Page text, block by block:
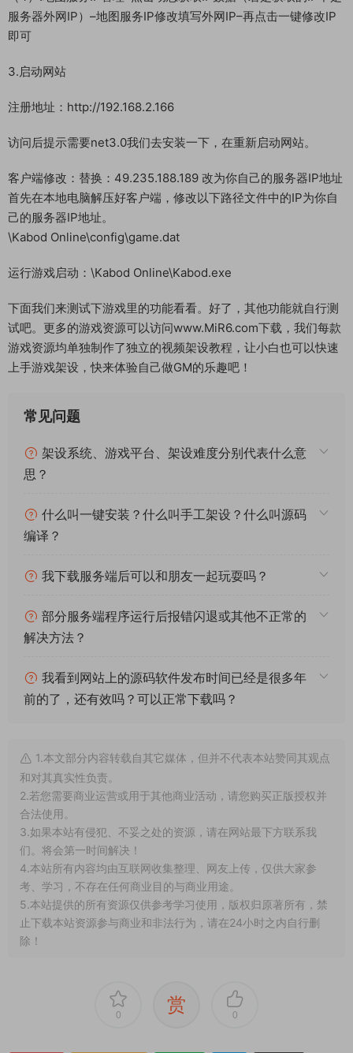
服务器外网IP）–地图服务IP修改填写外网IP–再点击一键修改IP
即可
3.启动网站
注册地址：http://192.168.2.166
访问后提示需要net3.0我们去安装一下，在重新启动网站。
客户端修改：替换：49.235.188.189 改为你自己的服务器IP地址
首先在本地电脑解压好客户端，修改以下路径文件中的IP为你自
己的服务器IP地址。
\Kabod Online\config\game.dat
运行游戏启动：\Kabod Online\Kabod.exe
下面我们来测试下游戏里的功能看看。好了，其他功能就自行测
试吧。更多的游戏资源可以访问www.MiR6.com下载，我们每款
游戏资源均单独制作了独立的视频架设教程，让小白也可以快速
上手游戏架设，快来体验自己做GM的乐趣吧！
常见问题
架设系统、游戏平台、架设难度分别代表什么意
思？
什么叫一键安装？什么叫手工架设？什么叫源码
编译？
我下载服务端后可以和朋友一起玩耍吗？
部分服务端程序运行后报错闪退或其他不正常的
解决方法？
我看到网站上的源码软件发布时间已经是很多年
前的了，还有效吗？可以正常下载吗？
1.本文部分内容转载自其它媒体，但并不代表本站赞同其观点
和对其真实性负责。
2.若您需要商业运营或用于其他商业活动，请您购买正版授权并
合法使用。
3.如果本站有侵犯、不妥之处的资源，请在网站最下方联系我
们。将会第一时间解决！
4.本站所有内容均由互联网收集整理、网友上传，仅供大家参
考、学习，不存在任何商业目的与商业用途。
5.本站提供的所有资源仅供参考学习使用，版权归原著所有，禁
止下载本站资源参与商业和非法行为，请在24小时之内自行删
除！
0 赏 0